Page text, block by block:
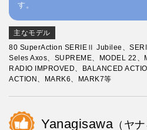
す。
主なモデル
80 SuperAction SERIEⅡ Jubilee、
Seles Axos、SUPREME、MODEL 22、
RADIO IMPROVED、BALANCED
ACTION、MARK6、MARK7等
Yanagisawa（ヤナ